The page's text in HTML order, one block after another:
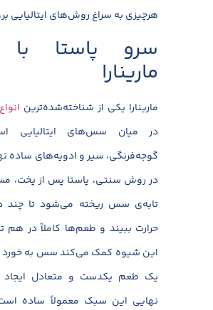
هرچیزی به سراغ روش‌های ایتالیایی
سرو پاستا
مارینارا
مارینارا یکی از شناخته‌شده‌ترین
در میان سس‌های ایتالیایی
گوجه‌فرنگی، سیر و ادویه‌های ساده
در روش سنتی، پاستا پس از پخت،
تابه‌ی سس ریخته می‌شود تا چند
حرارت ببیند و طعم‌ها کاملاً در هم
این شیوه کمک می‌کند سس به خورد
یک طعم یکدست و متعادل
نهایی این سبک معمولاً ساده